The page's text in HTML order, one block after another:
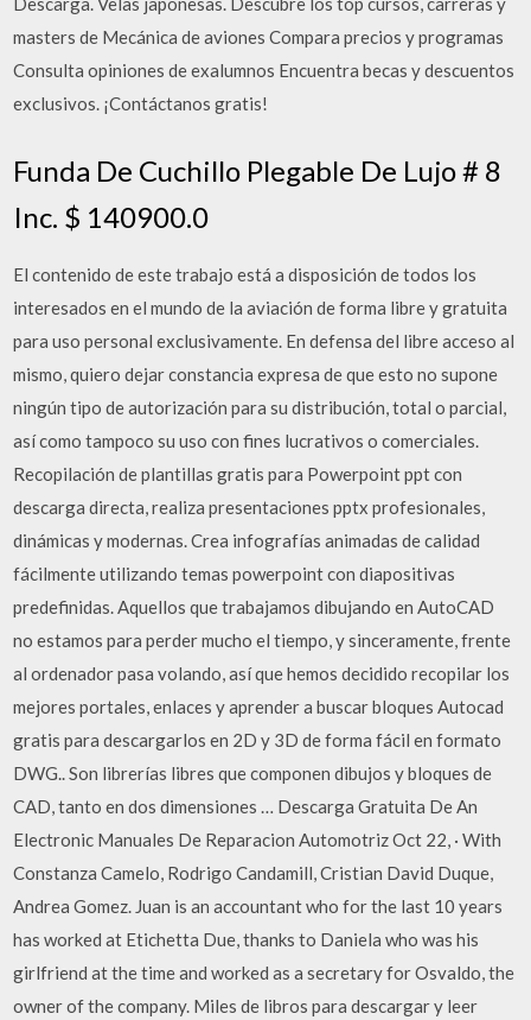
masters de Mecánica de aviones Compara precios y programas
Consulta opiniones de exalumnos Encuentra becas y descuentos
exclusivos. ¡Contáctanos gratis!
Funda De Cuchillo Plegable De Lujo # 8
Inc. $ 140900.0
El contenido de este trabajo está a disposición de todos los
interesados en el mundo de la aviación de forma libre y gratuita
para uso personal exclusivamente. En defensa del libre acceso al
mismo, quiero dejar constancia expresa de que esto no supone
ningún tipo de autorización para su distribución, total o parcial,
así como tampoco su uso con fines lucrativos o comerciales.
Recopilación de plantillas gratis para Powerpoint ppt con
descarga directa, realiza presentaciones pptx profesionales,
dinámicas y modernas. Crea infografías animadas de calidad
fácilmente utilizando temas powerpoint con diapositivas
predefinidas. Aquellos que trabajamos dibujando en AutoCAD
no estamos para perder mucho el tiempo, y sinceramente, frente
al ordenador pasa volando, así que hemos decidido recopilar los
mejores portales, enlaces y aprender a buscar bloques Autocad
gratis para descargarlos en 2D y 3D de forma fácil en formato
DWG.. Son librerías libres que componen dibujos y bloques de
CAD, tanto en dos dimensiones … Descarga Gratuita De An
Electronic Manuales De Reparacion Automotriz Oct 22, · With
Constanza Camelo, Rodrigo Candamill, Cristian David Duque,
Andrea Gomez. Juan is an accountant who for the last 10 years
has worked at Etichetta Due, thanks to Daniela who was his
girlfriend at the time and worked as a secretary for Osvaldo, the
owner of the company. Miles de libros para descargar y leer